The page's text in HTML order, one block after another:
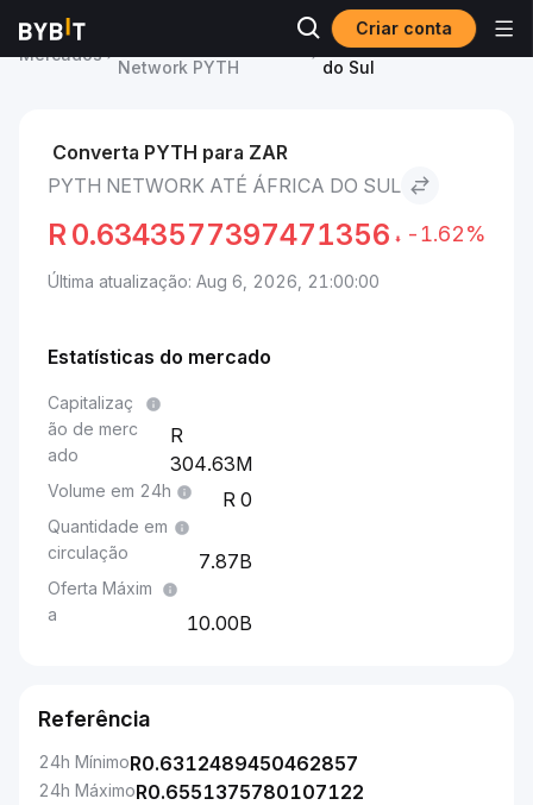
Criar conta
Mercados
Network PYTH
Pyth Network to África
do Sul
Converta PYTH para ZAR
PYTH NETWORK ATÉ ÁFRICA DO SUL
R0.6343577397471356 -1.62%
Última atualização: Aug 6, 2026, 21:00:00
Estatísticas do mercado
Capitalizaç
ão de merc
ado
304.63M
Volume em 24h 0
Quantidade em
circulação
7.87B
Oferta Máxim
a
10.00B
Referência
24h MínimoR0.6312489450462857
24h MáximoR0.6551375780107122